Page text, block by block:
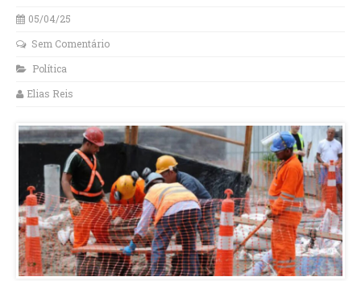
05/04/25
Sem Comentário
Política
Elias Reis